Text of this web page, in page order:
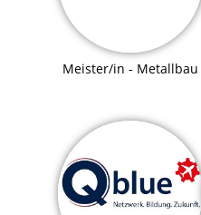
Meister/in - Metallbau